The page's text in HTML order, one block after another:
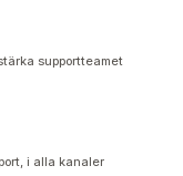
supportteamet
i alla kanaler